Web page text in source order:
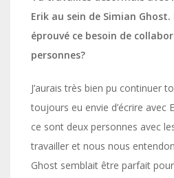
Erik au sein de Simian
éprouvé ce besoin de
personnes?
J’aurais très bien pu continuer
toujours eu envie d’écrire avec
ce sont deux personnes avec
travailler et nous nous
Ghost semblait être parfait